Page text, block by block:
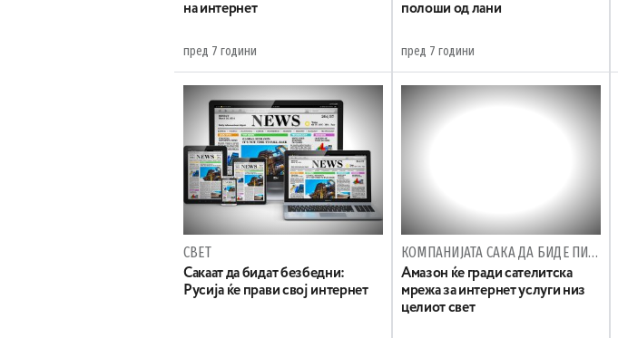
на интернет
пред 7 години
полоши од лани
пред 7 години
СВЕТ
Сакаат да бидат безбедни:
Русија ќе прави свој интернет
КОМПАНИЈАТА САКА ДА БИДЕ ПИОНЕР ВО ВСЕЛЕНСКИОТ ТУРИЗАМ
Амазон ќе гради сателитска
мрежа за интернет услуги низ
целиот свет